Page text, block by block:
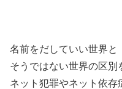
名前をだしていい世界と
そうではない世界の区別
ネット犯罪やネット依存